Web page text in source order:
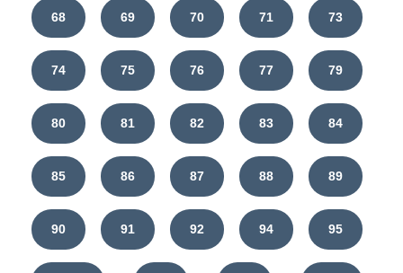
68 69 70 71 73
74 75 76 77 79
80 81 82 83 84
85 86 87 88 89
90 91 92 94 95